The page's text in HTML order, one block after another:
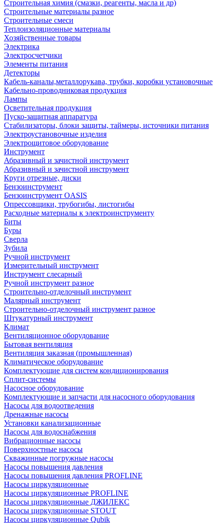
Строительная химия (смазки, реагенты, масла и др)
Строительные материалы разное
Строительные смеси
Теплоизоляционные материалы
Хозяйственные товары
Электрика
Электросчетчики
Элементы питания
Детекторы
Кабель-каналы,металлорукава, трубки, коробки установочные
Кабельно-проводниковая продукция
Лампы
Осветительная продукция
Пуско-защитная аппаратура
Стабилизаторы, блоки защиты, таймеры, источники питания
Электроустановочные изделия
Электрощитовое оборудование
Инструмент
Абразивный и зачистной инструмент
Абразивный и зачистной инструмент
Круги отрезные, диски
Бензоинструмент
Бензоинструмент OASIS
Опрессовщики, трубогибы, листогибы
Расходные материалы к электроинструменту
Биты
Буры
Сверла
Зубила
Ручной инструмент
Измерительный инструмент
Инструмент слесарный
Ручной инструмент разное
Строительно-отделочный инструмент
Малярный инструмент
Строительно-отделочный инструмент разное
Штукатурный инструмент
Климат
Вентиляционное оборудование
Бытовая вентиляция
Вентиляция заказная (промышленная)
Климатическое оборудование
Комплектующие для систем кондиционирования
Сплит-системы
Насосное оборудование
Комплектующие и запчасти для насосного оборудования
Насосы для водоотведения
Дренажные насосы
Установки канализационные
Насосы для водоснабжения
Вибрационные насосы
Поверхностные насосы
Скважинные погружные насосы
Насосы повышения давления
Насосы повышения давления PROFLINE
Насосы циркуляционные
Насосы циркуляционные PROFLINE
Насосы циркуляционные ДЖИЛЕКС
Насосы циркуляционные STOUT
Насосы циркуляционные Qubik